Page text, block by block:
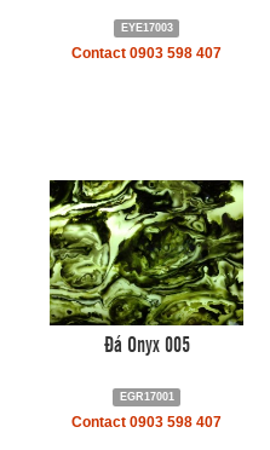
EYE17003
Contact 0903 598 407
Đá Onyx 005
EGR17001
Contact 0903 598 407